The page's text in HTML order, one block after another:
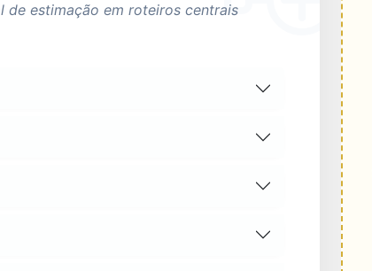
de estimação em roteiros centrais